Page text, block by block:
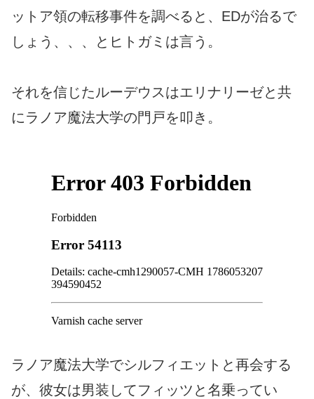
ットア領の転移事件を調べると、EDが治るで
しょう、、、とヒトガミは言う。
それを信じたルーデウスはエリナリーゼと共
にラノア魔法大学の門戸を叩き。
ラノア魔法大学でシルフィエットと再会する
が、彼女は男装してフィッツと名乗ってい